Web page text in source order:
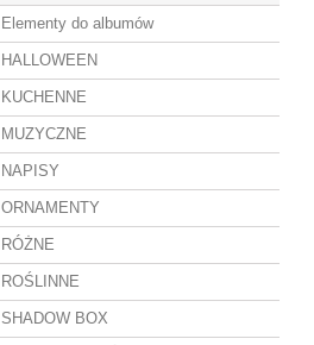
Elementy do albumów
HALLOWEEN
KUCHENNE
MUZYCZNE
NAPISY
ORNAMENTY
RÓŻNE
ROŚLINNE
SHADOW BOX